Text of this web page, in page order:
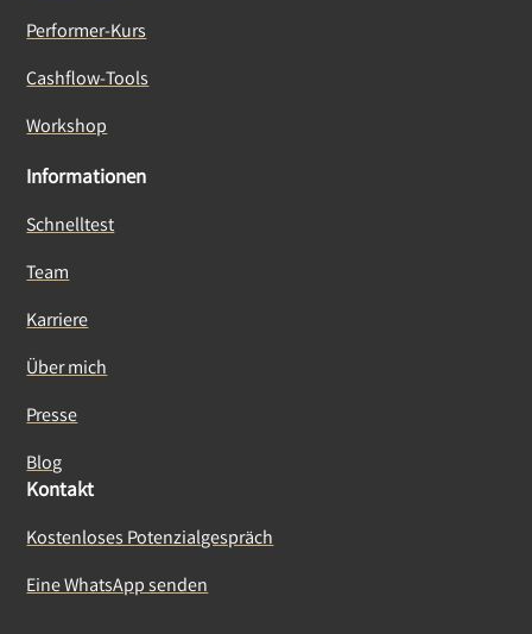
Performer-Kurs
Cashflow-Tools
Workshop
Informationen
Schnelltest
Team
Karriere
Über mich
Presse
Blog
Kontakt
Kostenloses Potenzialgespräch
Eine WhatsApp senden